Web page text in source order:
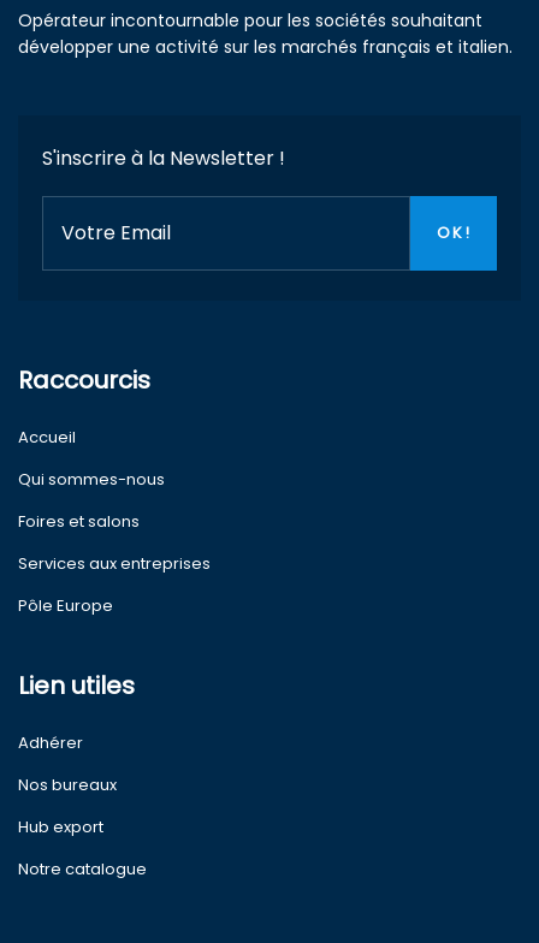
Opérateur incontournable pour les sociétés souhaitant
développer une activité sur les marchés français et italien.
S'inscrire à la Newsletter !
Raccourcis
Accueil
Qui sommes-nous
Foires et salons
Services aux entreprises
Pôle Europe
Lien utiles
Adhérer
Nos bureaux
Hub export
Notre catalogue